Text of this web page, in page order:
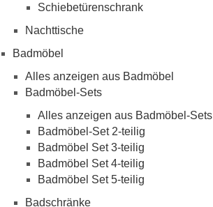
Schiebetürenschrank
Nachttische
Badmöbel
Alles anzeigen aus Badmöbel
Badmöbel-Sets
Alles anzeigen aus Badmöbel-Sets
Badmöbel-Set 2-teilig
Badmöbel Set 3-teilig
Badmöbel Set 4-teilig
Badmöbel Set 5-teilig
Badschränke